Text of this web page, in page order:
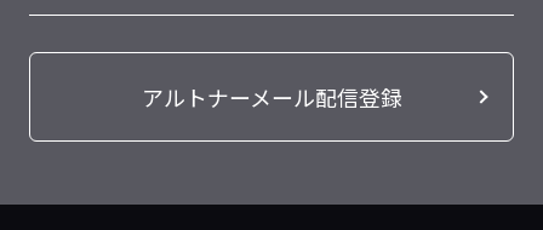
アルトナーメール配信登録